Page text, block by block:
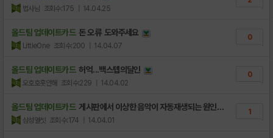
법사님 조회수:175 | 14.04.25
올드팀 업데이트카드 돈 오류 도와주세요
LittleOne 조회수:200 | 14.04.07
0
올드팀 업데이트카드 허억...백스텝의달인
오호호홋안해 조회수:229 | 14.04.02
0
올드팀 업데이트카드 게시판에서 이상한 음악이 자동재생되는 원인을
..
삼성열셋 조회수:174 | 14.04.01
1